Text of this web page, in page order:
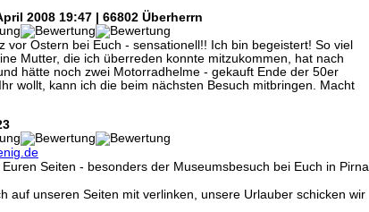
2008 19:47 | 66802 Überherrn
vor Ostern bei Euch - sensationell!! Ich bin begeistert! So viel
Mutter, die ich überreden konnte mitzukommen, hat nach
hätte noch zwei Motorradhelme - gekauft Ende der 50er
wollt, kann ich die beim nächsten Besuch mitbringen. Macht
Seiten - besonders der Museumsbesuch bei Euch in Pirna
auf unseren Seiten mit verlinken, unsere Urlauber schicken wir